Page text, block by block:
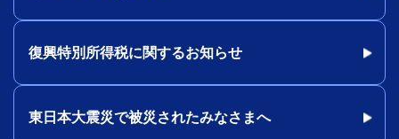
復興特別所得税に関するお知らせ
東日本大震災で被災されたみなさまへ